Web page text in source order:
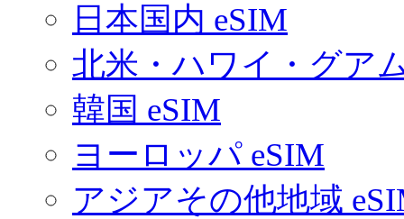
日本国内 eSIM
北米・ハワイ・グア
韓国 eSIM
ヨーロッパ eSIM
アジアその他地域